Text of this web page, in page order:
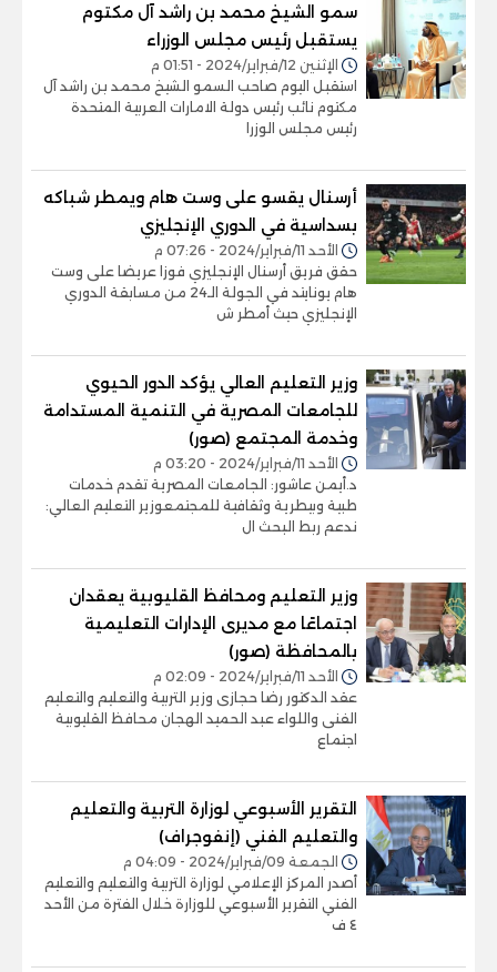
سمو الشيخ محمد بن راشد آل مكتوم
يستقبل رئيس مجلس الوزراء
الإثنين 12/فبراير/2024 - 01:51 م
استقبل اليوم صاحب السمو الشيخ محمد بن راشد آل
مكتوم نائب رئيس دولة الامارات العربية المتحدة
رئيس مجلس الوزرا
أرسنال يقسو على وست هام ويمطر شباكه
بسداسية في الدوري الإنجليزي
الأحد 11/فبراير/2024 - 07:26 م
حقق فريق أرسنال الإنجليزي فوزا عريضا على وست
هام يونايتد في الجولة الـ24 من مسابقة الدوري
الإنجليزي حيث أمطر ش
وزير التعليم العالي يؤكد الدور الحيوي
للجامعات المصرية في التنمية المستدامة
وخدمة المجتمع (صور)
الأحد 11/فبراير/2024 - 03:20 م
د.أيمن عاشور: الجامعات المصرية تقدم خدمات
طبية وبيطرية وثقافية للمجتمعوزير التعليم العالي:
ندعم ربط البحث ال
وزير التعليم ومحافظ القليوبية يعقدان
اجتماعًا مع مديرى الإدارات التعليمية
بالمحافظة (صور)
الأحد 11/فبراير/2024 - 02:09 م
عقد الدكتور رضا حجازى وزير التربية والتعليم والتعليم
الفنى واللواء عبد الحميد الهجان محافظ القليوبية
اجتماع
التقرير الأسبوعي لوزارة التربية والتعليم
والتعليم الفني (إنفوجراف)
الجمعة 09/فبراير/2024 - 04:09 م
أصدر المركز الإعلامي لوزارة التربية والتعليم والتعليم
الفني التقرير الأسبوعي للوزارة خلال الفترة من الأحد
٤ ف